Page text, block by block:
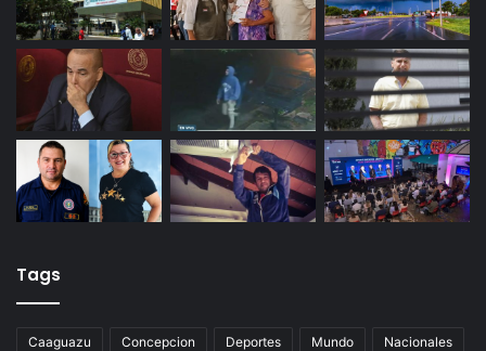
Tags
Caaguazu Concepcion Deportes Mundo Nacionales